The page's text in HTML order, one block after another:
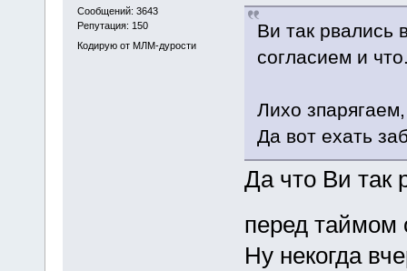
Сообщений: 3643
Репутация: 150
Кодирую от МЛМ-дурости
Ви так рвались
согласием и
Лихо зпарягаем,
Да вот ехать
Да что Ви так
перед таймом
Ну некогда